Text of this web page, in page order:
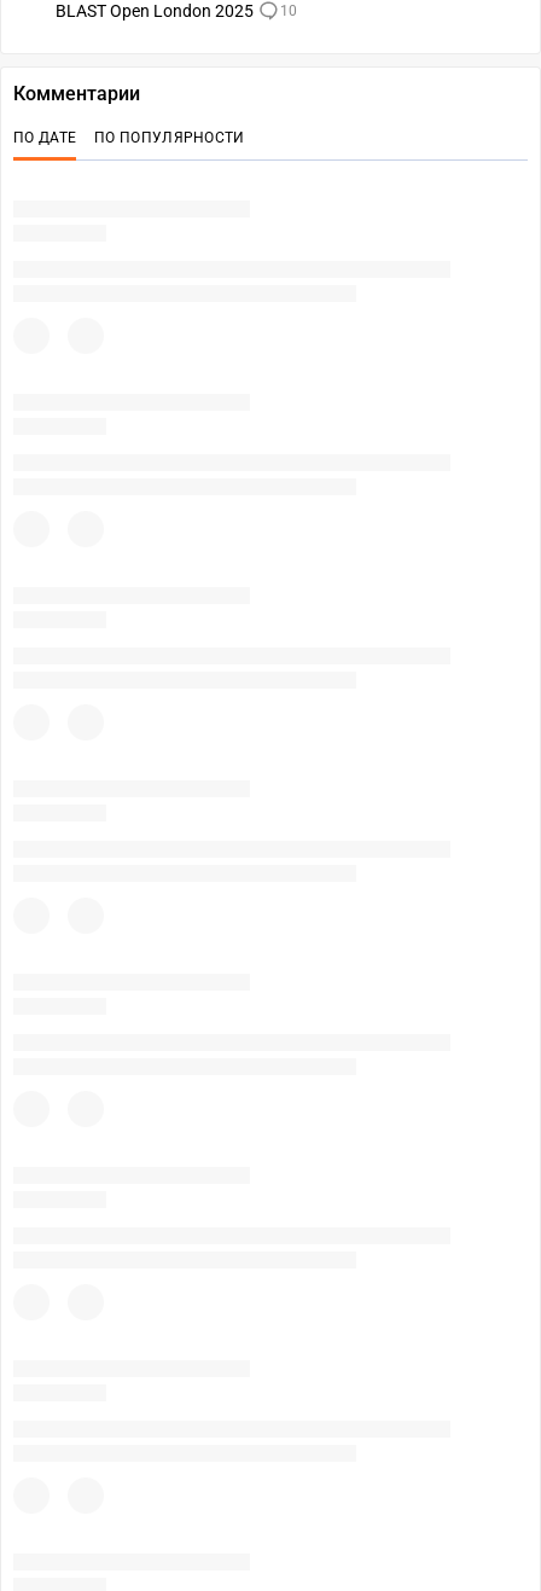
BLAST Open London 2025
10
Комментарии
ПО ДАТЕ ПО ПОПУЛЯРНОСТИ